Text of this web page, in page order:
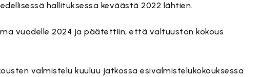
hallituksessa keväästä 2022 lähtien.
vuodelle 2024 ja päätettiin, että valtuuston kokous
valmistelu kuuluu jatkossa esivalmistelukokouksessa